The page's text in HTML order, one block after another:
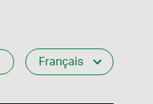
Français